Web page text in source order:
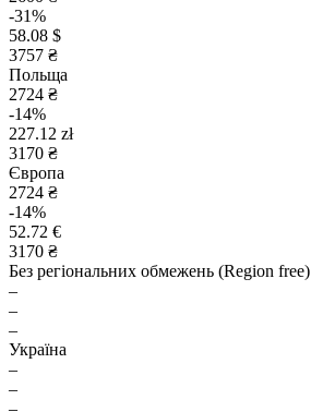
-31%
58.08 $
3757 ₴
Польща
2724 ₴
-14%
227.12 zł
3170 ₴
Європа
2724 ₴
-14%
52.72 €
3170 ₴
Без регіональних обмежень (Region free)
–
–
–
Україна
–
–
–